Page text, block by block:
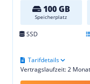
100 GB
Speicherplatz
SSD
Vertragslaufzeit: 2
Tarifdetails